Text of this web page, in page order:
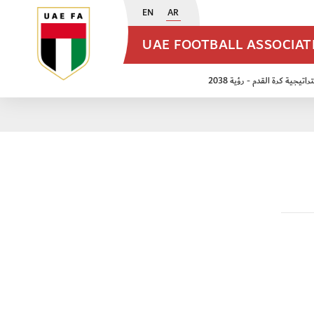
EN AR
UAE FOOTBALL
كرة القدم - رؤية 2038